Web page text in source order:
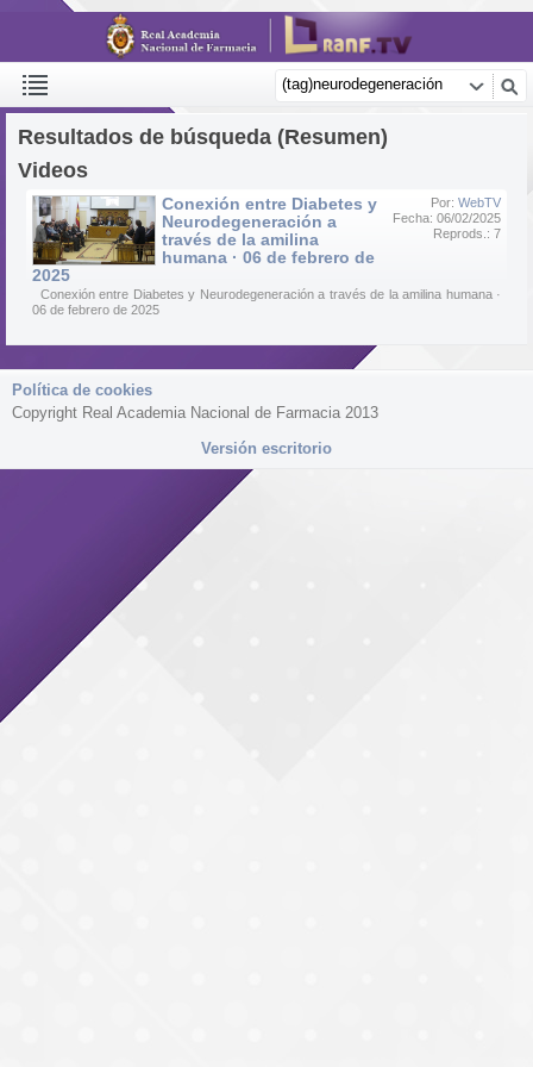
Resultados de búsqueda (Resumen)
Videos
Por: WebTV
Fecha: 06/02/2025
Reprods.: 7
Conexión entre Diabetes y
Neurodegeneración a
través de la amilina
humana · 06 de febrero de
2025
Conexión entre Diabetes y Neurodegeneración a través de la amilina humana ·
06 de febrero de 2025
Política de cookies
Copyright Real Academia Nacional de Farmacia 2013
Versión escritorio